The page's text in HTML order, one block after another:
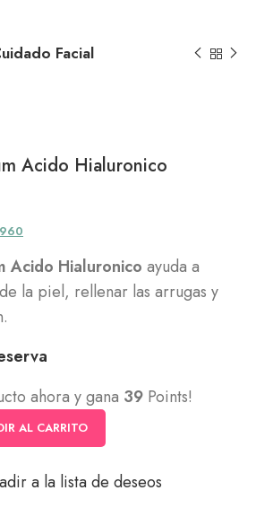
Facial
Acido Hialuronico
Acido Hialuronico ayuda a
la piel, rellenar las arrugas y
ahora y gana 39 Points!
AL CARRITO
a la lista de deseos